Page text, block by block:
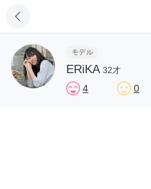
モデル
ERiKA 32才
4 0